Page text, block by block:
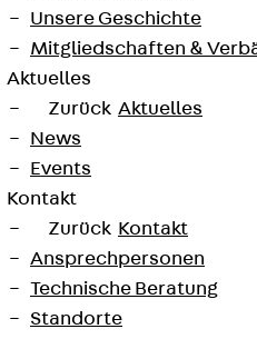
Unsere Geschichte
Mitgliedschaften &
Aktuelles
Zurück Aktuelles
News
Events
Kontakt
Zurück Kontakt
Ansprechpersonen
Technische Beratung
Standorte